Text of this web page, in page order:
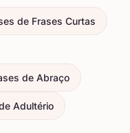
de Frases Curtas
de Abraço
Adultério